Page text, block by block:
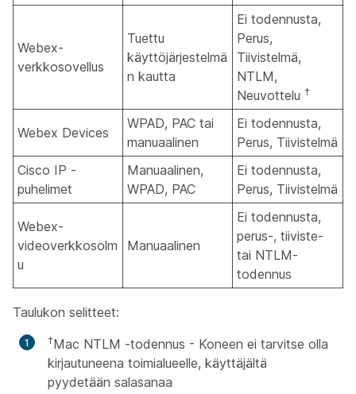
Webex-
verkkosovellus
Tuettu
käyttöjärjestelmä
n kautta
Ei todennusta,
Perus,
Tiivistelmä,
NTLM,
Neuvottelu †
Webex Devices
WPAD, PAC tai
manuaalinen
Ei todennusta,
Perus, Tiivistelmä
Cisco IP -
puhelimet
Manuaalinen,
WPAD, PAC
Ei todennusta,
Perus, Tiivistelmä
Webex-
videoverkkosolm
u
Manuaalinen
Ei todennusta,
perus-, tiiviste-
tai NTLM-
todennus
Taulukon selitteet:
†Mac NTLM -todennus - Koneen ei tarvitse olla
kirjautuneena toimialueelle, käyttäjältä
pyydetään salasanaa